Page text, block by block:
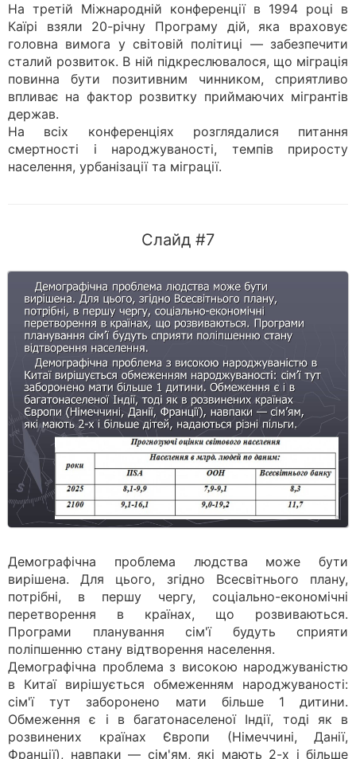
На третій Міжнародній конференції в 1994 році в
Каїрі взяли 20-річну Програму дій, яка враховує
головна вимога у світовій політиці — забезпечити
сталий розвиток. В ній підкреслювалося, що міграція
повинна бути позитивним чинником, сприятливо
впливає на фактор розвитку приймаючих мігрантів
держав.
На всіх конференціях розглядалися питання
смертності і народжуваності, темпів приросту
населення, урбанізації та міграції.
Слайд #7
Демографічна проблема людства може бути
вирішена. Для цього, згідно Всесвітнього плану,
потрібні, в першу чергу, соціально-економічні
перетворення в країнах, що розвиваються.
Програми планування сім'ї будуть сприяти
поліпшенню стану відтворення населення.
Демографічна проблема з високою народжуваністю
в Китаї вирішується обмеженням народжуваності:
сім'ї тут заборонено мати більше 1 дитини.
Обмеження є і в багатонаселеної Індії, тоді як в
розвинених країнах Європи (Німеччині, Данії,
Франції), навпаки — сім'ям, які мають 2-х і більше